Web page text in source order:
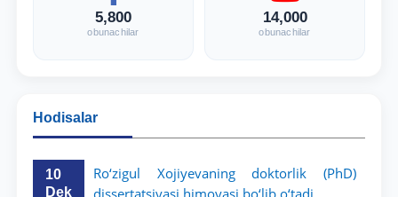
5,800
obunachilar
14,000
obunachilar
Hodisalar
10
Dek
Ro‘zigul Xojiyevaning doktorlik (PhD)
dissertatsiyasi himoyasi bo‘lib o‘tadi